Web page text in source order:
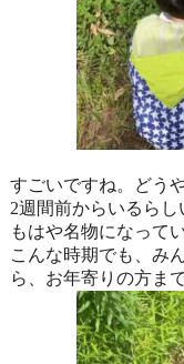
すごいですね。どう
2週間前からいるらし
もはや名物になって
こんな時期でも、み
ら、 お年寄りの方ま